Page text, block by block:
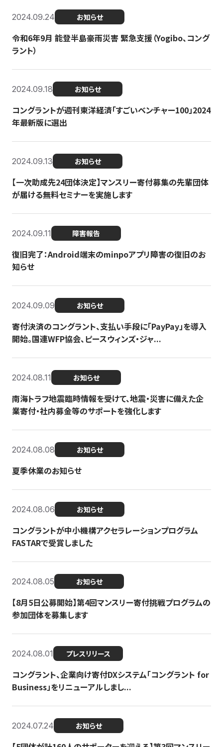
2024.09.24 お知らせ
令和6年9月 能登半島豪雨災害 緊急支援（Yogibo、コング
ラント）
2024.09.18 お知らせ
コングラントが週刊東洋経済「すごいベンチャー100」2024
年最新版に選出
2024.09.13 お知らせ
【一次助成先24団体決定】マンスリー寄付募集の先輩団体
が届ける無料セミナーを実施します
2024.09.11 障害報告
復旧完了：Android端末のminpoアプリ障害の復旧のお
知らせ
2024.09.09 お知らせ
寄付決済のコングラント、支払い手段に「PayPay」を導入
開始。国連WFP協会、ピースウィンズ・ジャ...
2024.08.11 お知らせ
南海トラフ地震臨時情報を受けて、地震・災害に備えた企
業寄付・社内募金等のサポートを強化します
2024.08.08 お知らせ
夏季休業のお知らせ
2024.08.06 お知らせ
コングラントが中小機構アクセラレーションプログラム
FASTARで受賞しました
2024.08.05 お知らせ
【8月5日公募開始】第4回マンスリー寄付挑戦プログラムの
参加団体を募集します
2024.08.01 プレスリリース
コングラント、企業向け寄付DXシステム「コングラント for
Business」をリニューアルしまし...
2024.07.24 お知らせ